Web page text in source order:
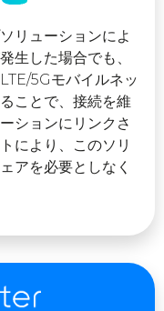
リューションによ
生した場合でも、
5Gモバイルネッ
ことで、接続を維
ションにリンクさ
により、このソリ
アを必要としなく